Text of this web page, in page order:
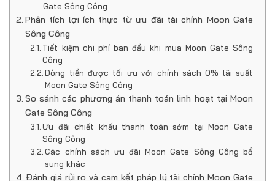
Gate Sông Công
Phân tích lợi ích thực từ ưu đãi tài chính Moon Gate
Sông Công
Tiết kiệm chi phí ban đầu khi mua Moon Gate Sông
Công
Dòng tiền được tối ưu với chính sách 0% lãi suất
Moon Gate Sông Công
So sánh các phương án thanh toán linh hoạt tại Moon
Gate Sông Công
Ưu đãi chiết khấu thanh toán sớm tại Moon Gate
Sông Công
Các chính sách ưu đãi Moon Gate Sông Công bổ
sung khác
Đánh giá rủi ro và cam kết pháp lý tài chính Moon Gate